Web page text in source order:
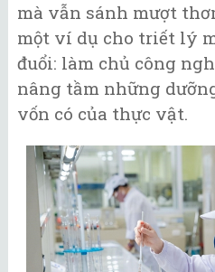
mà vẫn sánh mượt
một ví dụ cho triết lý
đuổi: làm chủ công
nâng tầm những
vốn có của thực vật.